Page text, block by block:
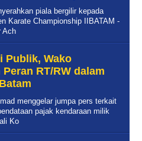
piala bergilir kepada
Karate Championship IIBATAM -
Ach
Publik, Wako
RT/RW dalam
menggelar jumpa pers terkait
pajak kendaraan milik
Ko